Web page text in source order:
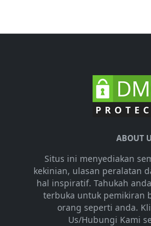
ABOUT
Situs ini menyediakan
kekinian, ulasan peralatan
hal inspiratif. Tahukah
terbuka untuk pemikiran
orang seperti anda.
Us/Hubungi Kami